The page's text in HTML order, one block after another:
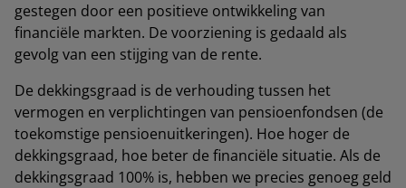
gestegen door een positieve ontwikkeling van
financiële markten. De voorziening is gedaald als
gevolg van een stijging van de rente.
De dekkingsgraad is de verhouding tussen het
vermogen en verplichtingen van pensioenfondsen (de
toekomstige pensioenuitkeringen). Hoe hoger de
dekkingsgraad, hoe beter de financiële situatie. Als de
dekkingsgraad 100% is, hebben we precies genoeg geld